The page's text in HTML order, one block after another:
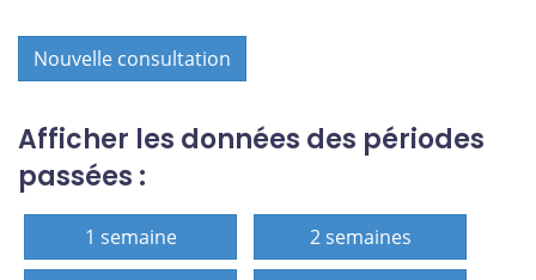
Nouvelle consultation
Afficher les données des périodes
passées :
1 semaine 2 semaines